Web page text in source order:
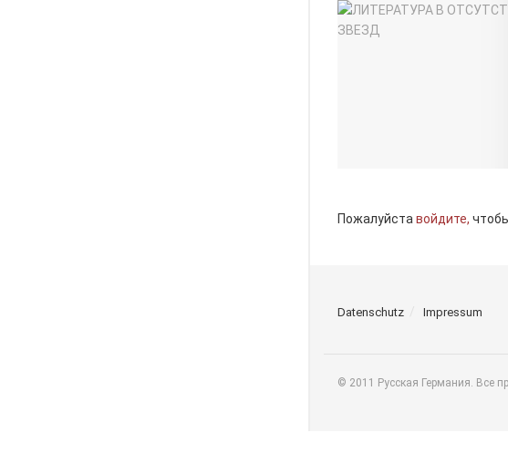
Пожалуйста войдите,
Datenschutz Impressum
© 2011 Русская Германия. Все